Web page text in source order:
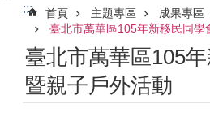
:::
首頁 主題專區 成果專區
臺北市萬華區105年新移民同學
臺北市萬華區105
暨親子戶外活動